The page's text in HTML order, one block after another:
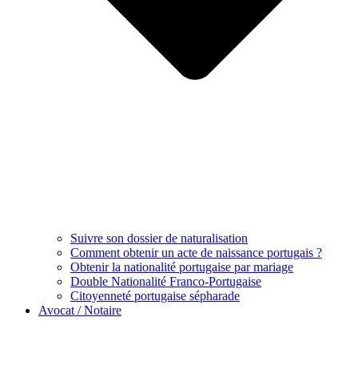
Suivre son dossier de naturalisation
Comment obtenir un acte de naissance portugais ?
Obtenir la nationalité portugaise par mariage
Double Nationalité Franco-Portugaise
Citoyenneté portugaise sépharade
Avocat / Notaire